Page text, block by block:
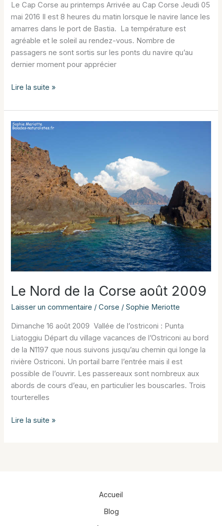
Le Cap Corse au printemps Arrivée au Cap Corse Jeudi 05
mai 2016 Il est 8 heures du matin lorsque le navire lance les
amarres dans le port de Bastia. La température est
agréable et le soleil au rendez-vous. Nombre de
passagers ne sont sortis sur les ponts du navire qu’au
dernier moment pour apprécier
Le
Corse
au
printemps
Lire la suite »
Le Nord de la Corse août 2009
Laisser un commentaire /Corse /Sophie Meriotte
Dimanche 16 août 2009 Vallée de l’ostriconi : Punta
Liatoggiu Départ du village vacances de l’Ostriconi au bord
de la N1197 que nous suivons jusqu’au chemin qui longe la
rivière Ostriconi. Un portail barre l’entrée mais il est
possible de l’ouvrir. Les passereaux sont nombreux aux
abords de cours d’eau, en particulier les bouscarles. Trois
tourterelles
Le
Lire la suite »
Accueil
Blog